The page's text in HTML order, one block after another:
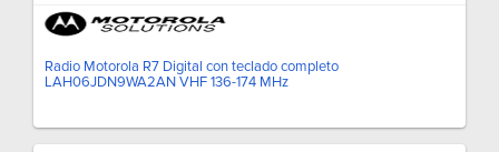
Radio Motorola R7 Digital con teclado completo
LAH06JDN9WA2AN VHF 136-174 MHz